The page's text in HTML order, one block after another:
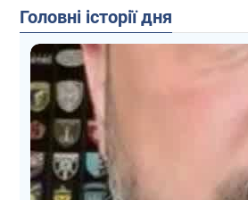
Головні історії дня